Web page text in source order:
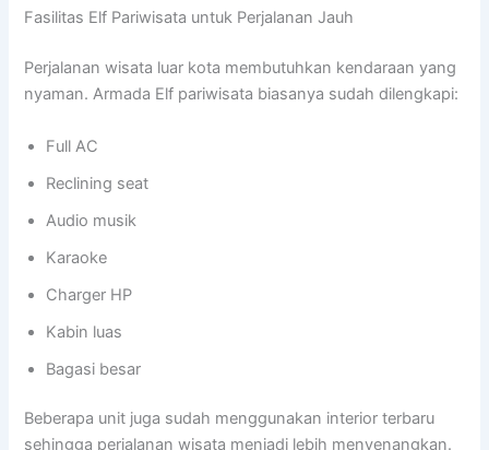
Fasilitas Elf Pariwisata untuk Perjalanan Jauh
Perjalanan wisata luar kota membutuhkan kendaraan yang
nyaman. Armada Elf pariwisata biasanya sudah dilengkapi:
Full AC
Reclining seat
Audio musik
Karaoke
Charger HP
Kabin luas
Bagasi besar
Beberapa unit juga sudah menggunakan interior terbaru
sehingga perjalanan wisata menjadi lebih menyenangkan.